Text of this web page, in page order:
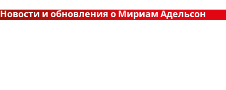
Новости и обновления о Мириам Адельсон